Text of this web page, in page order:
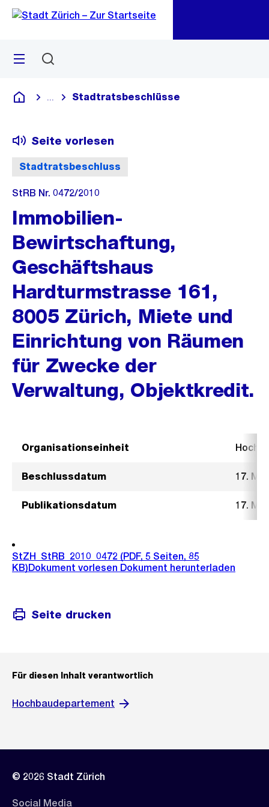
Navigation
Sprunglink
Menü
Deutsch
Blende alle Breadcrumbs ein
Stadtratsbeschlüsse
Stadtratsbeschluss
Seite vorlesen
StRB Nr. 0472/2010
Immobilien-
Bewirtschaftung,
Geschäftshaus
Hardturmstrasse 161,
8005 Zürich, Miete und
Einrichtung von Räumen
für Zwecke der
Verwaltung, Objektkredit.
Organisationseinheit
Beschlussdatum 17.
Publikationsdatum 17.
StZH_StRB_2010_0472 (PDF, 5 Seiten, 85
KB)Dokument vorlesen Dokument herunterladen
Seite drucken
Für diesen Inhalt verantwortlich
Hochbaudepartement
© 2026 Stadt Zürich
Social Media